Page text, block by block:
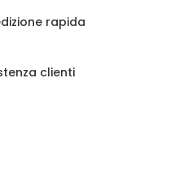
rapida
clienti